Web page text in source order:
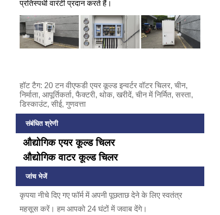
प्रतिस्पर्धी वारंटी प्रदान करते हैं।
हॉट टैग: 20 टन वीएफडी एयर कूल्ड इन्वर्टर वॉटर चिलर, चीन,
निर्माता, आपूर्तिकर्ता, फैक्टरी, थोक, खरीदें, चीन में निर्मित, सस्ता,
डिस्काउंट, सीई, गुणवत्ता
संबंधित श्रेणी
औद्योगिक एयर कूल्ड चिलर
औद्योगिक वाटर कूल्ड चिलर
जांच भेजें
कृपया नीचे दिए गए फॉर्म में अपनी पूछताछ देने के लिए स्वतंत्र
महसूस करें। हम आपको 24 घंटों में जवाब देंगे।